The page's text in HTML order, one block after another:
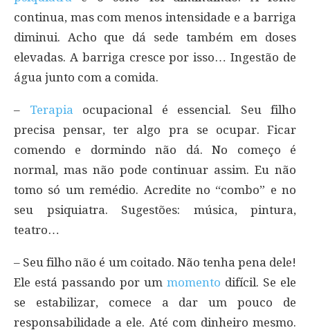
continua, mas com menos intensidade e a barriga
diminui. Acho que dá sede também em doses
elevadas. A barriga cresce por isso… Ingestão de
água junto com a comida.
– Terapia ocupacional é essencial. Seu filho
precisa pensar, ter algo pra se ocupar. Ficar
comendo e dormindo não dá. No começo é
normal, mas não pode continuar assim. Eu não
tomo só um remédio. Acredite no “combo” e no
seu psiquiatra. Sugestões: música, pintura,
teatro…
– Seu filho não é um coitado. Não tenha pena dele!
Ele está passando por um momento difícil. Se ele
se estabilizar, comece a dar um pouco de
responsabilidade a ele. Até com dinheiro mesmo.